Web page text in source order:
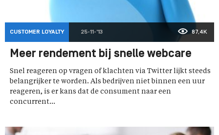
CUSTOMER LOYALTY 25-11-'13 87,4K
Meer rendement bij snelle webcare
Snel reageren op vragen of klachten via Twitter lijkt steeds
belangrijker te worden. Als bedrijven niet binnen een uur
reageren, is er kans dat de consument naar een
concurrent...